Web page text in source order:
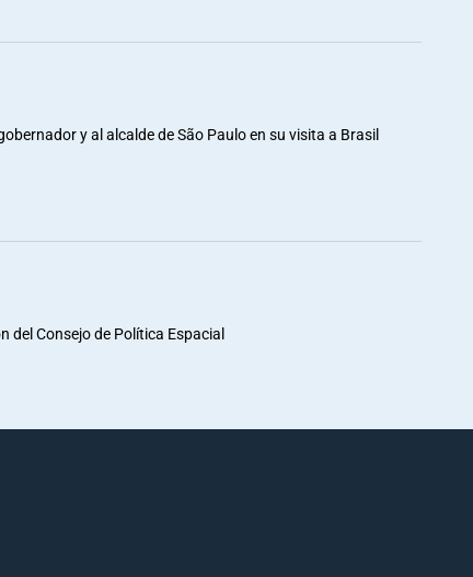
y al alcalde de São Paulo en su visita a Brasil
del Consejo de Política Espacial